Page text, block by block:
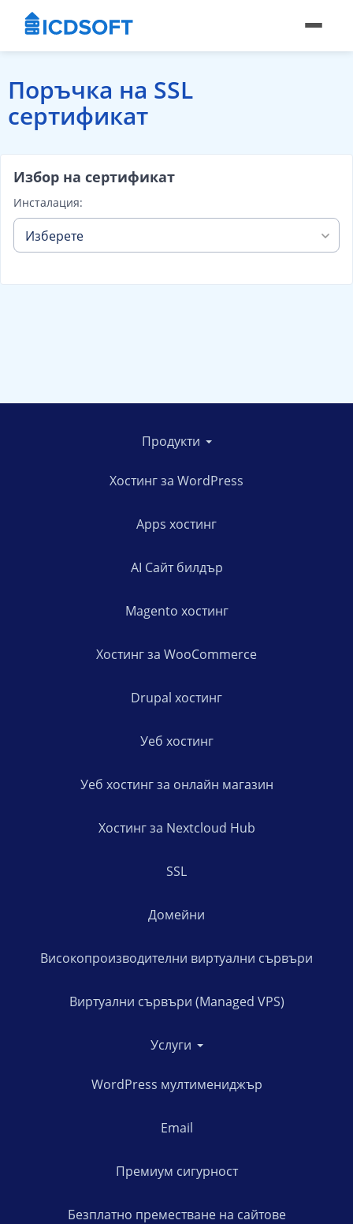
Поръчка на SSL
сертификат
Избор на сертификат
Инсталация:
Изберете
Продукти
Хостинг за WordPress
Apps хостинг
AI Сайт билдър
Magento хостинг
Хостинг за WooCommerce
Drupal хостинг
Уеб хостинг
Уеб хостинг за онлайн магазин
Хостинг за Nextcloud Hub
SSL
Домейни
Високопроизводителни виртуални сървъри
Виртуални сървъри (Managed VPS)
Услуги
WordPress мултимениджър
Email
Премиум сигурност
Безплатно преместване на сайтове